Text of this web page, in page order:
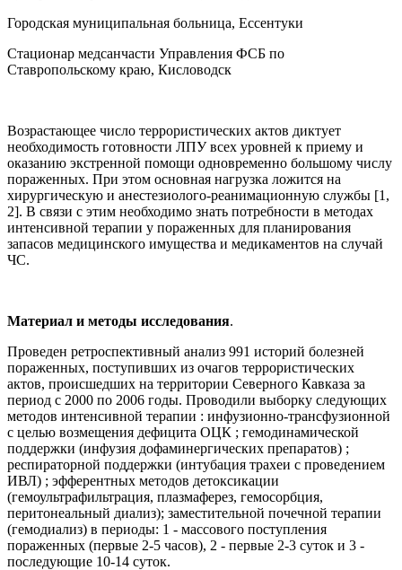
Городская муниципальная больница, Ессентуки
Стационар медсанчасти Управления ФСБ по
Ставропольскому краю, Кисловодск
Возрастающее число террористических актов диктует
необходимость готовности ЛПУ всех уровней к приему и
оказанию экстренной помощи одновременно большому числу
пораженных. При этом основная нагрузка ложится на
хирургическую и анестезиолого-реанимационную службы [1,
2]. В связи с этим необходимо знать потребности в методах
интенсивной терапии у пораженных для планирования
запасов медицинского имущества и медикаментов на случай
ЧС.
Материал и методы исследования.
Проведен ретроспективный анализ 991 историй болезней
пораженных, поступивших из очагов террористических
актов, происшедших на территории Северного Кавказа за
период с 2000 по 2006 годы. Проводили выборку следующих
методов интенсивной терапии : инфузионно-трансфузионной
с целью возмещения дефицита ОЦК ; гемодинамической
поддержки (инфузия дофаминергических препаратов) ;
респираторной поддержки (интубация трахеи с проведением
ИВЛ) ; эфферентных методов детоксикации
(гемоультрафильтрация, плазмаферез, гемосорбция,
перитонеальный диализ); заместительной почечной терапии
(гемодиализ) в периоды: 1 - массового поступления
пораженных (первые 2-5 часов), 2 - первые 2-3 суток и 3 -
последующие 10-14 суток.